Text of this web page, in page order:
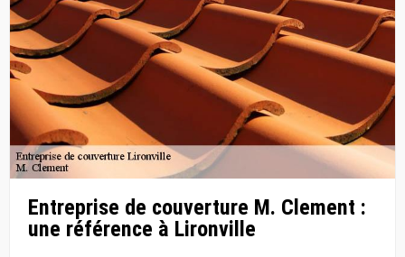
Entreprise de couverture M. Clement :
une référence à Lironville